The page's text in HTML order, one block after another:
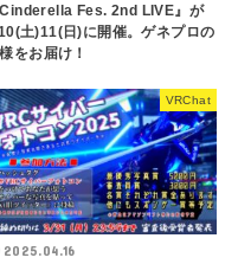
Cinderella Fes. 2nd LIVE』が
土)11(日)に開催。ゲネプロの
をお届け！
VRChat
2025.04.16